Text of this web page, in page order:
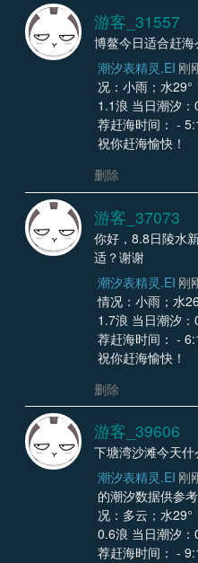
游客_31557
博鳌今日适合赶
潮汐表精灵.EI 刚
况：小雨；水29°
1.1浪 当日潮汐
荐赶海时间： -
祝你赶海愉快！
删除
游客_37073
你好，8.8日陵水
适？谢谢
潮汐表精灵.EI 刚
情况：小雨；水
1.7浪 当日潮汐
荐赶海时间： -
祝你赶海愉快！
删除
游客_39606
下塘湾沙滩今天
潮汐表精灵.EI 刚
的潮汐数据供参
况：多云；水29°
0.6浪 当日潮汐
荐赶海时间： -